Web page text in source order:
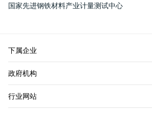
国家先进钢铁材料产业计量测试中心
下属企业
政府机构
行业网站